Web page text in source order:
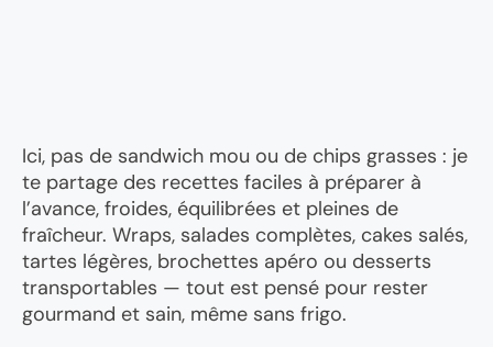
Ici, pas de sandwich mou ou de chips grasses : je
te partage des recettes faciles à préparer à
l’avance, froides, équilibrées et pleines de
fraîcheur. Wraps, salades complètes, cakes salés,
tartes légères, brochettes apéro ou desserts
transportables — tout est pensé pour rester
gourmand et sain, même sans frigo.